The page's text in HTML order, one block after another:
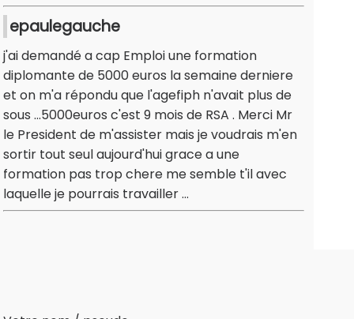
epaulegauche
j'ai demandé a cap Emploi une formation
diplomante de 5000 euros la semaine derniere
et on m'a répondu que l'agefiph n'avait plus de
sous ...5000euros c'est 9 mois de RSA . Merci Mr
le President de m'assister mais je voudrais m'en
sortir tout seul aujourd'hui grace a une
formation pas trop chere me semble t'il avec
laquelle je pourrais travailler ...